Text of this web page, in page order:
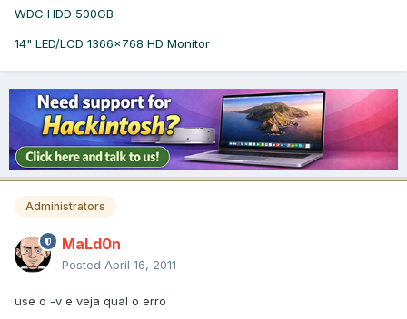
WDC HDD 500GB
14" LED/LCD 1366x768 HD Monitor
Administrators
MaLd0n
Posted April 16, 2011
use o -v e veja qual o erro